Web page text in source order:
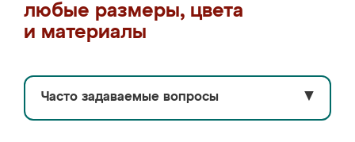
любые размеры, цвета
и материалы
Часто задаваемые вопросы ▼